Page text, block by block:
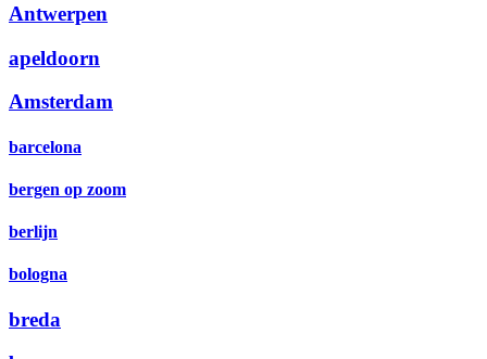
Antwerpen
apeldoorn
Amsterdam
barcelona
bergen op zoom
berlijn
bologna
breda